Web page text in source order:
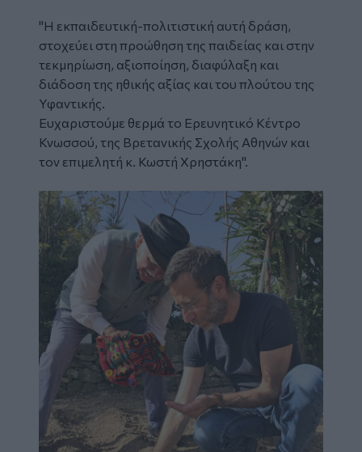
"Η εκπαιδευτική-πολιτιστική αυτή δράση,
στοχεύει στη προώθηση της παιδείας και στην
τεκμηρίωση, αξιοποίηση, διαφύλαξη και
διάδοση της ηθικής αξίας και του πλούτου της
Υφαντικής.
Ευχαριστούμε θερμά το Ερευνητικό Κέντρο
Κνωσσού, της Βρετανικής Σχολής Αθηνών και
τον επιμελητή κ. Κωστή Χρηστάκη".